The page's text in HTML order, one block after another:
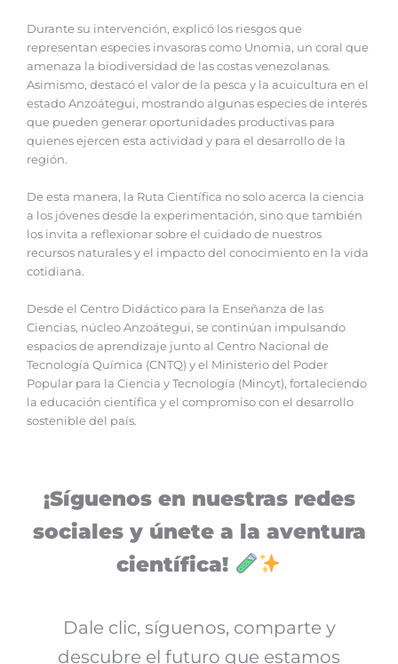
‎Durante su intervención, explicó los riesgos que
representan especies invasoras como Unomia, un coral que
amenaza la biodiversidad de las costas venezolanas.
Asimismo, destacó el valor de la pesca y la acuicultura en el
estado Anzoátegui, mostrando algunas especies de interés
que pueden generar oportunidades productivas para
quienes ejercen esta actividad y para el desarrollo de la
región.
‎De esta manera, la Ruta Científica no solo acerca la ciencia
a los jóvenes desde la experimentación, sino que también
los invita a reflexionar sobre el cuidado de nuestros
recursos naturales y el impacto del conocimiento en la vida
cotidiana.
‎Desde el Centro Didáctico para la Enseñanza de las
Ciencias, núcleo Anzoátegui, se continúan impulsando
espacios de aprendizaje junto al Centro Nacional de
Tecnología Química (CNTQ) y el Ministerio del Poder
Popular para la Ciencia y Tecnología (Mincyt), fortaleciendo
la educación científica y el compromiso con el desarrollo
sostenible del país.
¡Síguenos en nuestras redes
sociales y únete a la aventura
científica!
Dale clic, síguenos, comparte y
descubre el futuro que estamos